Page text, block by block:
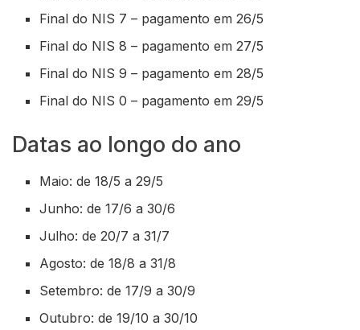
Final do NIS 7 – pagamento em 26/5
Final do NIS 8 – pagamento em 27/5
Final do NIS 9 – pagamento em 28/5
Final do NIS 0 – pagamento em 29/5
Datas ao longo do ano
Maio: de 18/5 a 29/5
Junho: de 17/6 a 30/6
Julho: de 20/7 a 31/7
Agosto: de 18/8 a 31/8
Setembro: de 17/9 a 30/9
Outubro: de 19/10 a 30/10